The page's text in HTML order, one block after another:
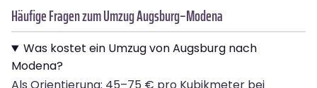
Häufige Fragen zum Umzug Augsburg–Modena
Was kostet ein Umzug von Augsburg nach
Modena?